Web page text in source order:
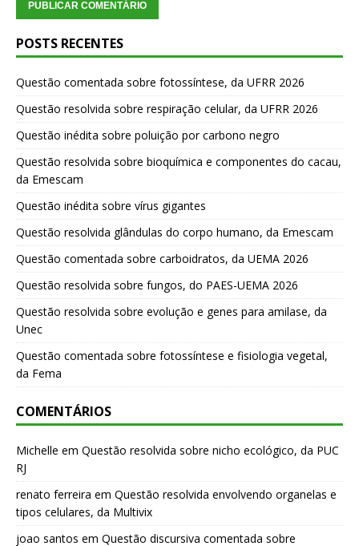
POSTS RECENTES
Questão comentada sobre fotossíntese, da UFRR 2026
Questão resolvida sobre respiração celular, da UFRR 2026
Questão inédita sobre poluição por carbono negro
Questão resolvida sobre bioquímica e componentes do cacau,
da Emescam
Questão inédita sobre vírus gigantes
Questão resolvida glândulas do corpo humano, da Emescam
Questão comentada sobre carboidratos, da UEMA 2026
Questão resolvida sobre fungos, do PAES-UEMA 2026
Questão resolvida sobre evolução e genes para amilase, da
Unec
Questão comentada sobre fotossíntese e fisiologia vegetal,
da Fema
COMENTÁRIOS
Michelle em Questão resolvida sobre nicho ecológico, da PUC
RJ
renato ferreira em Questão resolvida envolvendo organelas e
tipos celulares, da Multivix
joao santos em Questão discursiva comentada sobre